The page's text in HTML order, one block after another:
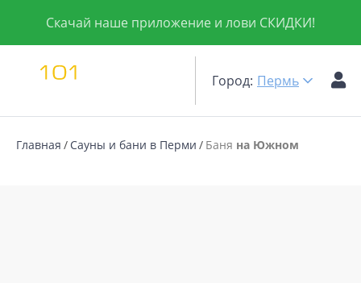
Скачай наше приложение и лови СКИДКИ!
Город: Пермь
Главная Сауны и бани в Перми Баня на Южном